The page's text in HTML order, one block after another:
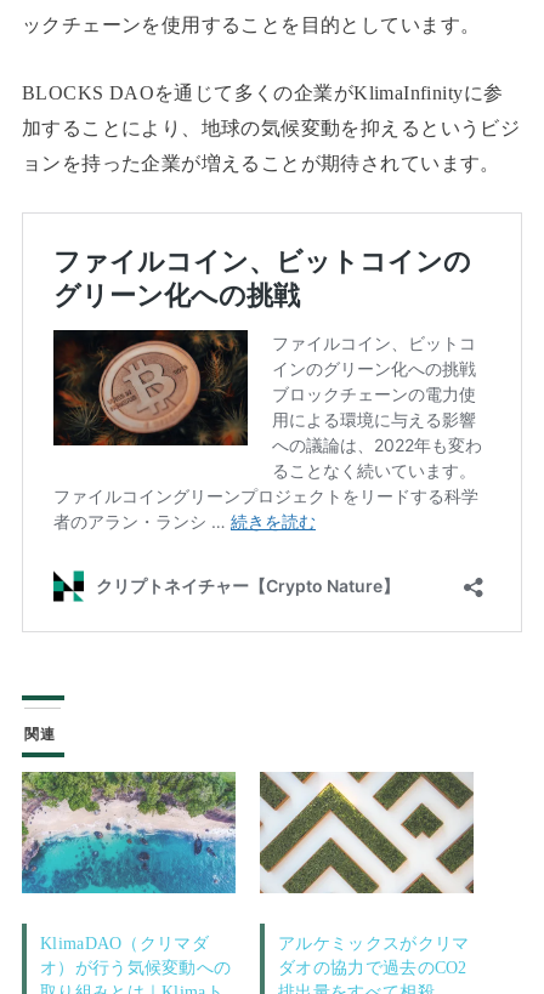
ックチェーンを使用することを目的としています。
BLOCKS DAOを通じて多くの企業がKlimaInfinityに参
加することにより、地球の気候変動を抑えるというビジ
ョンを持った企業が増えることが期待されています。
関連
KlimaDAO（クリマダ
オ）が行う気候変動への
アルケミックスがクリマ
ダオの協力で過去のCO2